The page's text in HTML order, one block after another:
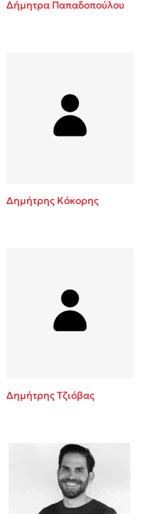
Δήμητρα Παπαδοπούλου
Δημήτρης Κόκορης
Δημήτρης Τζιόβας